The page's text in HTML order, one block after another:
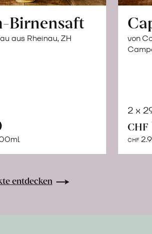
Birnensaft
aus Rheinau, ZH
Warenkorb
von
2 x
CHF
CHF
entdecken